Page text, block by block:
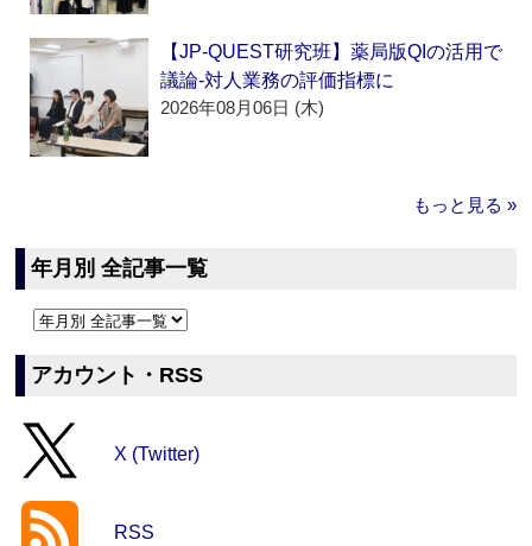
【JP-QUEST研究班】薬局版QIの活用で
議論‐対人業務の評価指標に
2026年08月06日 (木)
もっと見る »
年月別 全記事一覧
アカウント・RSS
X (Twitter)
RSS